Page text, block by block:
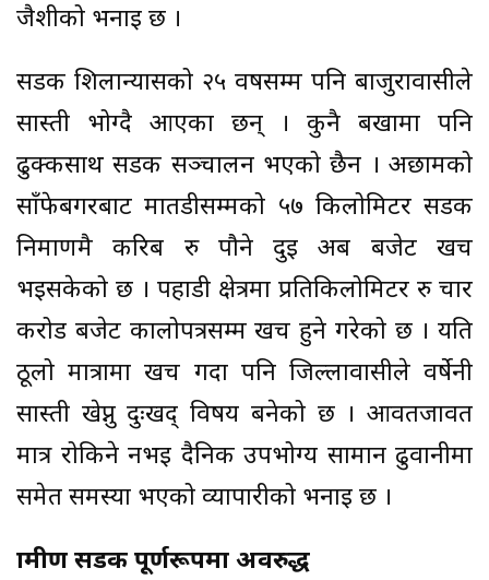
जैशीको भनाइ छ ।
सडक शिलान्यासको २५ वर्षसम्म पनि बाजुरावासीले
सास्ती भोग्दै आएका छन् । कुनै बर्खामा पनि
ढुक्कसाथ सडक सञ्चालन भएको छैन । अछामको
साँफेबगरबाट मार्तडीसम्मको ५७ किलोमिटर सडक
निर्माणमै करिब रु पौने दुई अर्ब बजेट खर्च
भइसकेको छ । पहाडी क्षेत्रमा प्रतिकिलोमिटर रु चार
करोड बजेट कालोपत्रसम्म खर्च हुने गरेको छ । यति
ठूलो मात्रामा खर्च गर्दा पनि जिल्लावासीले वर्षेनी
सास्ती खेप्नु दुःखद् विषय बनेको छ । आवतजावत
मात्र रोकिने नभई दैनिक उपभोग्य सामान ढुवानीमा
समेत समस्या भएको व्यापारीको भनाइ छ ।
ग्रामीण सडक पूर्णरूपमा अवरुद्ध